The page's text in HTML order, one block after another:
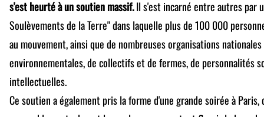
s'est heurté à un soutien massif.Il s'est incarné entre autres par
Soulèvements de la Terre" dans laquelle plus de 100 000
au mouvement, ainsi que de nombreuses organisations
environnementales, de collectifs et de fermes, de personnalités
intellectuelles.
Ce soutien a également pris la forme d'une grande soirée à